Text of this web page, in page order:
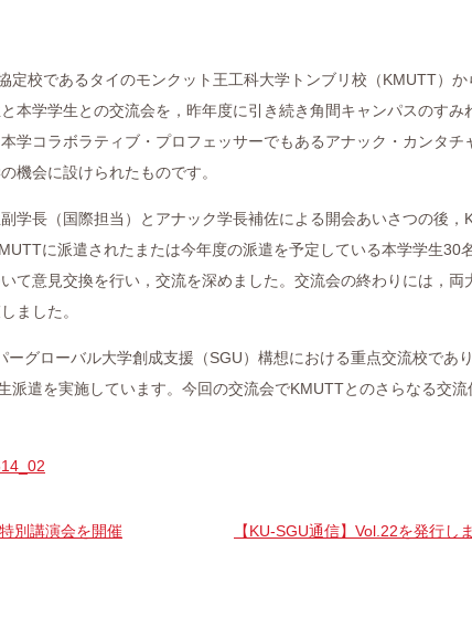
定校であるタイのモンクット王工科大学トンブリ校（KMUTT）か
本学学生との交流会を，昨年度に引き続き角間キャンパスのすみ
学コラボラティブ・プロフェッサーでもあるアナック・カンタチ
機会に設けられたものです。
学長（国際担当）とアナック学長補佐による開会あいさつの後，
に派遣されたまたは今年度の派遣を予定している本学学生30
て意見交換を行い，交流を深めました。交流会の終わりには，両
ました。
ーグローバル大学創成支援（SGU）構想における重点交流校であ
派遣を実施しています。今回の交流会でKMUTTとのさらなる交流
別講演会を開催 【KU-SGU通信】Vol.22を発行し